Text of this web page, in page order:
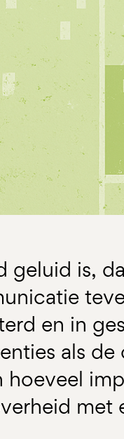
geluid is,
en in
als
hoeveel
met